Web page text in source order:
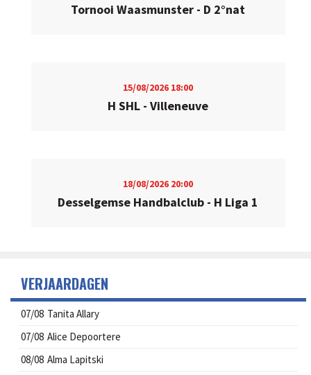
Tornooi Waasmunster - D 2°nat
15/08/2026 18:00
H SHL - Villeneuve
18/08/2026 20:00
Desselgemse Handbalclub - H Liga 1
VERJAARDAGEN
07/08 Tanita Allary
07/08 Alice Depoortere
08/08 Alma Lapitski